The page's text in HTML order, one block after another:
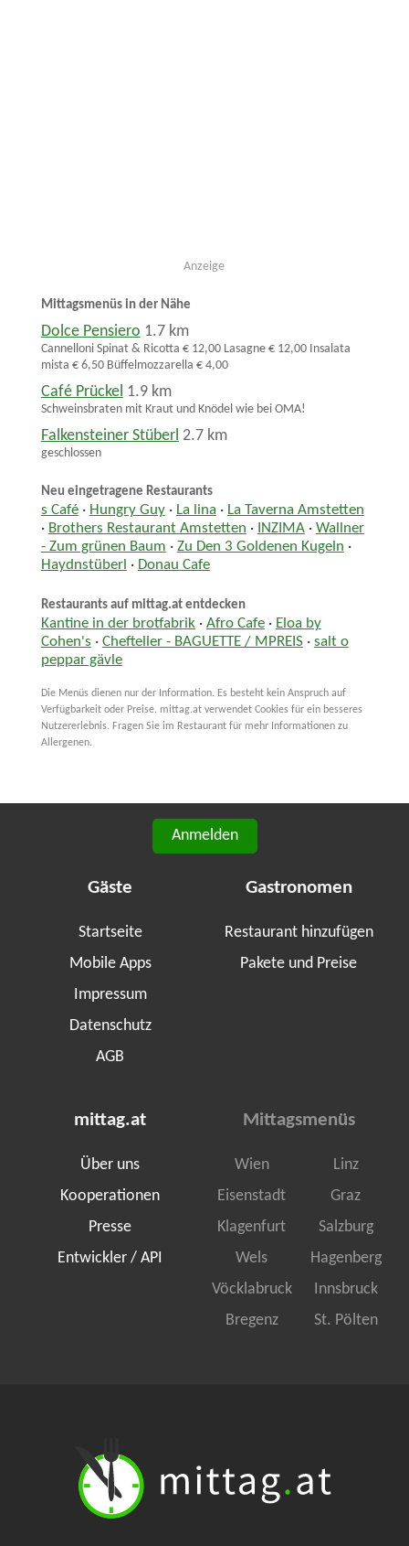
Anzeige
Mittagsmenüs in der Nähe
Dolce Pensiero 1.7 km
Cannelloni Spinat & Ricotta € 12,00 Lasagne € 12,00 Insalata
mista € 6,50 Büffelmozzarella € 4,00
Café Prückel 1.9 km
Schweinsbraten mit Kraut und Knödel wie bei OMA!
Falkensteiner Stüberl 2.7 km
geschlossen
Neu eingetragene Restaurants
s Café· Hungry Guy· La lina · La Taverna Amstetten
· Brothers Restaurant Amstetten · INZIMA· Wallner
- Zum grünen Baum · Zu Den 3 Goldenen Kugeln ·
Haydnstüberl · Donau Cafe
Restaurants auf mittag.at entdecken
Kantine in der brotfabrik· Afro Cafe· Eloa by
Cohen's · Chefteller - BAGUETTE / MPREIS· salt o
peppar gävle
Die Menüs dienen nur der Information. Es besteht kein Anspruch auf
Verfügbarkeit oder Preise. mittag.at verwendet Cookies für ein besseres
Nutzererlebnis. Fragen Sie im Restaurant für mehr Informationen zu
Allergenen.
Anmelden
Gäste
Startseite
Mobile Apps
Impressum
Datenschutz
AGB
Gastronomen
Restaurant hinzufügen
Pakete und Preise
mittag.at
Über uns
Kooperationen
Presse
Entwickler / API
Mittagsmenüs
Wien
Linz
Eisenstadt
Graz
Klagenfurt
Salzburg
Wels
Hagenberg
Vöcklabruck
Innsbruck
Bregenz
St. Pölten